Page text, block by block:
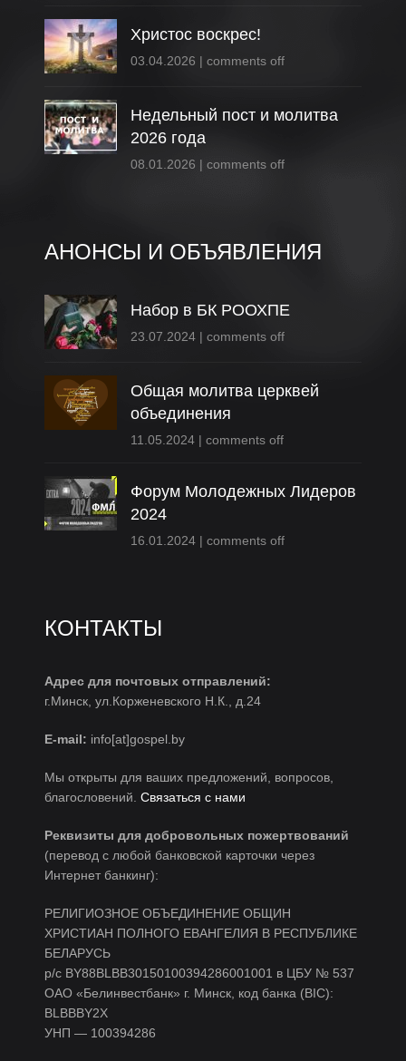
Христос воскрес!
03.04.2026 | comments off
Недельный пост и молитва
2026 года
08.01.2026 | comments off
АНОНСЫ И ОБЪЯВЛЕНИЯ
Набор в БК РООХПЕ
23.07.2024 | comments off
Общая молитва церквей
объединения
11.05.2024 | comments off
Форум Молодежных Лидеров
2024
16.01.2024 | comments off
КОНТАКТЫ
Адрес для почтовых отправлений:
г.Минск, ул.Корженевского Н.К., д.24
E-mail: info[at]gospel.by
Мы открыты для ваших предложений, вопросов,
благословений. Связаться с нами
Реквизиты для добровольных пожертвований
(перевод с любой банковской карточки через
Интернет банкинг):
РЕЛИГИОЗНОЕ ОБЪЕДИНЕНИЕ ОБЩИН
ХРИСТИАН ПОЛНОГО ЕВАНГЕЛИЯ В РЕСПУБЛИКЕ
БЕЛАРУСЬ
р/c BY88BLBB30150100394286001001 в ЦБУ № 537
ОАО «Белинвестбанк» г. Минск, код банка (BIC):
BLBBBY2X
УНП — 100394286